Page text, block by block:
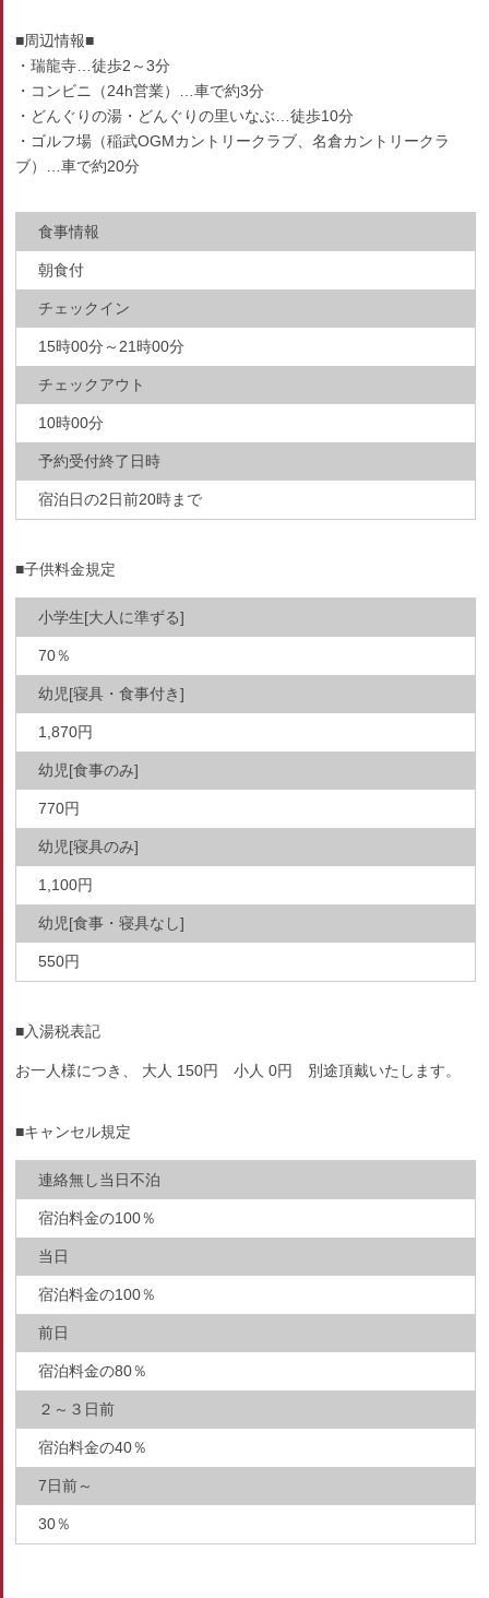
■周辺情報■
・瑞龍寺…徒歩2～3分
・コンビニ（24h営業）…車で約3分
・どんぐりの湯・どんぐりの里いなぶ…徒歩10分
・ゴルフ場（稲武OGMカントリークラブ、名倉カントリークラ
ブ）…車で約20分
食事情報
朝食付
チェックイン
15時00分～21時00分
チェックアウト
10時00分
予約受付終了日時
宿泊日の2日前20時まで
■子供料金規定
小学生[大人に準ずる]
70％
幼児[寝具・食事付き]
1,870円
幼児[食事のみ]
770円
幼児[寝具のみ]
1,100円
幼児[食事・寝具なし]
550円
■入湯税表記
お一人様につき、 大人 150円 小人 0円 別途頂戴いたします。
■キャンセル規定
連絡無し当日不泊
宿泊料金の100％
当日
宿泊料金の100％
前日
宿泊料金の80％
２～３日前
宿泊料金の40％
7日前～
30％